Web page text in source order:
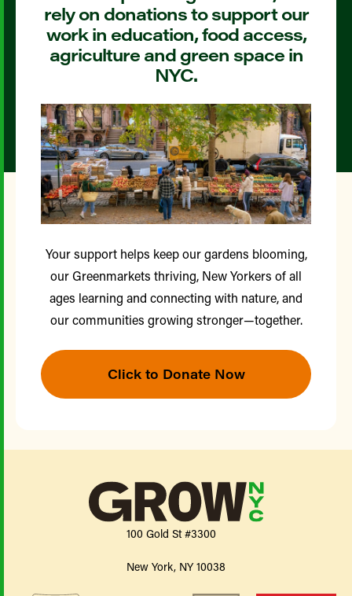
rely on donations to support our
work in education, food access,
agriculture and green space in
NYC.
Your support helps keep our gardens blooming,
our Greenmarkets thriving, New Yorkers of all
ages learning and connecting with nature, and
our communities growing stronger—together.
Click to Donate Now
100 Gold St #3300
New York, NY 10038